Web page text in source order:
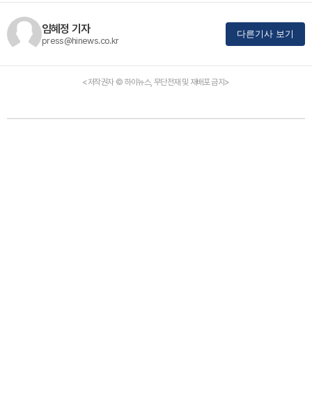
임혜정 기자
press@hinews.co.kr
다른기사 보기
<저작권자 © 하이뉴스, 무단전재 및 재배포 금지>